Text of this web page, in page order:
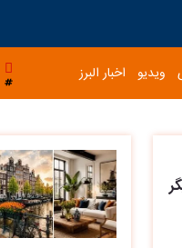
ویدیو اخبار البرز